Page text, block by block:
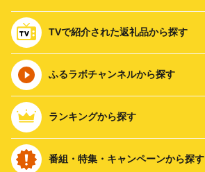
TVで紹介された返礼品から探す
ふるラボチャンネルから探す
ランキングから探す
番組・特集・キャンペーンから探す